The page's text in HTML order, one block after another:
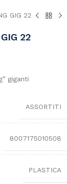
GIG 22
22
giganti
ASSORTITI
8007175010508
PLASTICA